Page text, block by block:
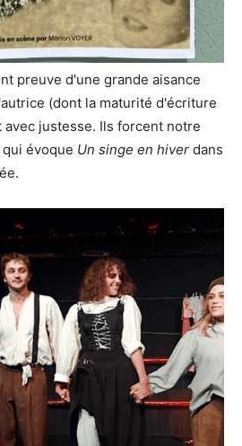
preuve d'une grande aisance
(dont la maturité d'écriture
justesse. Ils forcent notre
évoque Un singe en hiver dans